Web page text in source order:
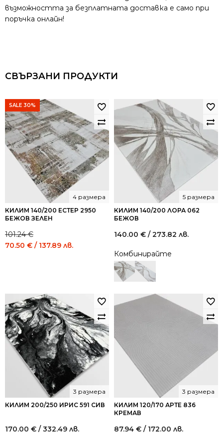
възможността за безплатната доставка е само при
поръчка онлайн!
СВЪРЗАНИ ПРОДУКТИ
SALE 30%
КИЛИМ 140/200 ЕСТЕР 2950
БЕЖОВ ЗЕЛЕН
4 размера
101.24€
Original
198.01
лв..
70.50 € / 137.89 лв.
137.89
лв..
КИЛИМ 140/200 ЛОРА 062
БЕЖОВ
5 размера
140.00 € / 273.82 лв.
Комбинирайте
КИЛИМ 200/250 ИРИС 591 СИВ
3 размера
170.00 € / 332.49 лв.
КИЛИМ 120/170 АРТЕ 836
КРЕМАВ
3 размера
87.94 € / 172.00 лв.